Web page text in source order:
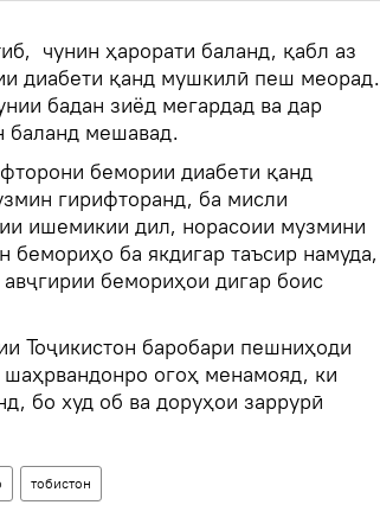
чунин ҳарорати баланд, қабл аз
диабети қанд мушкилӣ пеш меорад.
бадан зиёд мегардад ва дар
баланд мешавад.
бемории диабети қанд
гирифторанд, ба мисли
ишемикии дил, норасоии музмини
бемориҳо ба якдигар таъсир намуда,
бемориҳои дигар боис
Тоҷикистон баробари пешниҳоди
огоҳ менамояд, ки
бо худ об ва доруҳои заррурӣ
тобистон